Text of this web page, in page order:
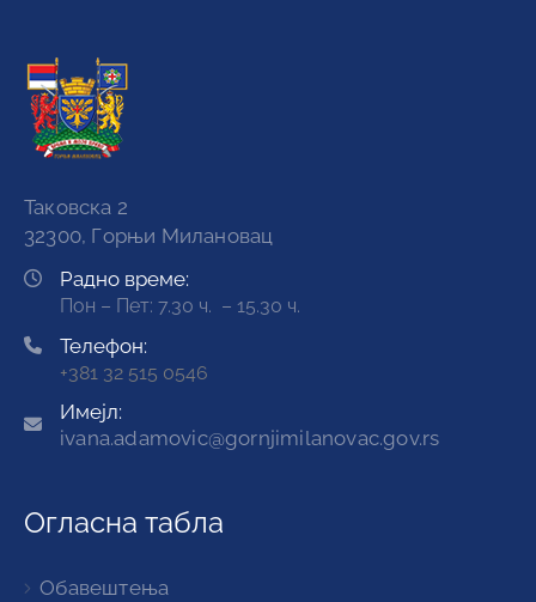
Таковска 2
32300, Горњи Милановац
Радно време:
Пон – Пет: 7.30 ч. – 15.30 ч.
Телефон:
+381 32 515 0546
Имејл:
ivana.adamovic@gornjimilanovac.gov.rs
Огласна табла
Обавештења